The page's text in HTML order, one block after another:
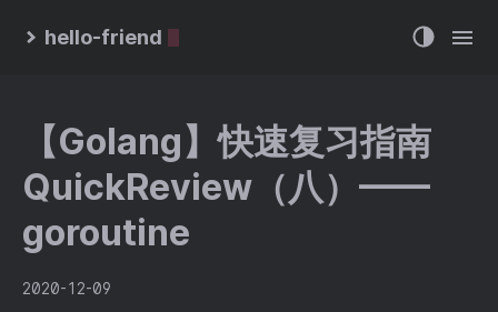
hello-friend
【Golang】快速复习指南
QuickReview（八）——
goroutine
2020-12-09